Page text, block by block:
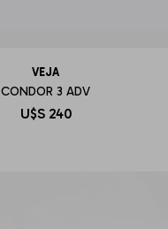
VEJA
CONDOR 3 ADV
U$S 240